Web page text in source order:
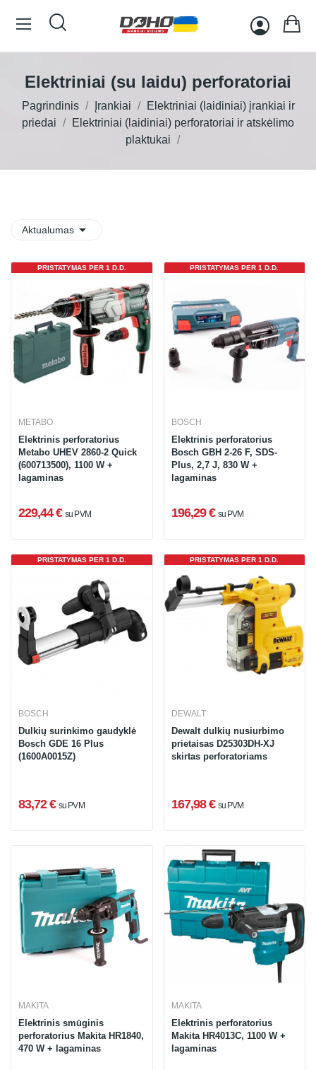
Elektriniai (su laidu) perforatoriai
Pagrindinis Įrankiai
Elektriniai (laidiniai) įrankiai ir
priedai
Elektriniai (laidiniai) perforatoriai ir atskėlimo
plaktukai
Aktualumas 
PRISTATYMAS PER 1 D.D.
METABO
Elektrinis perforatorius
Metabo UHEV 2860-2 Quick
(600713500), 1100 W +
lagaminas
229,44 € su PVM
PRISTATYMAS PER 1 D.D.
BOSCH
Elektrinis perforatorius
Bosch GBH 2-26 F, SDS-
Plus, 2,7 J, 830 W +
lagaminas
196,29 € su PVM
PRISTATYMAS PER 1 D.D.
BOSCH
Dulkių surinkimo gaudyklė
Bosch GDE 16 Plus
(1600A0015Z)
83,72 € su PVM
PRISTATYMAS PER 1 D.D.
DEWALT
Dewalt dulkių nusiurbimo
prietaisas D25303DH-XJ
skirtas perforatoriams
167,98 € su PVM
MAKITA
Elektrinis smūginis
perforatorius Makita HR1840,
470 W + lagaminas
MAKITA
Elektrinis perforatorius
Makita HR4013C, 1100 W +
lagaminas